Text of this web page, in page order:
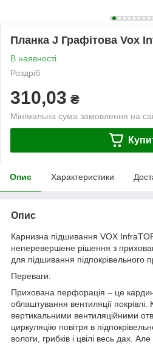
Планка J Графітова Vox
В наявності
Роздріб
310,03 ₴
Мінімальна сума замовлення на
Опис Характеристики
Опис
Карнизна підшивання VOX
неперевершене рішення з
для підшивання підпокрівельного
Переваги:
Прихована перфорація – це
облаштування вентиляції
вертикальними вентиляційними
циркуляцію повітря в
вологи, грибків і цвілі весь дах.